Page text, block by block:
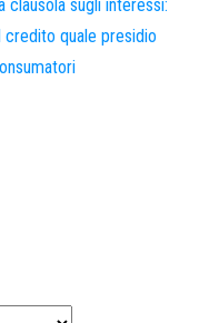
clausola sugli interessi:
quale presidio